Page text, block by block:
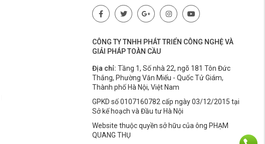
CÔNG TY TNHH PHÁT TRIỂN CÔNG NGHỆ VÀ
GIẢI PHÁP TOÀN CẦU
Địa chỉ: Tầng 1, Số nhà 22, ngõ 181 Tôn Đức
Thắng, Phường Văn Miếu - Quốc Tử Giám,
Thành phố Hà Nội, Việt Nam
GPKD số 0107160782 cấp ngày 03/12/2015 tại
Sở kế hoạch và Đầu tư Hà Nội
Website thuộc quyền sở hữu của ông PHẠM
QUANG THỤ